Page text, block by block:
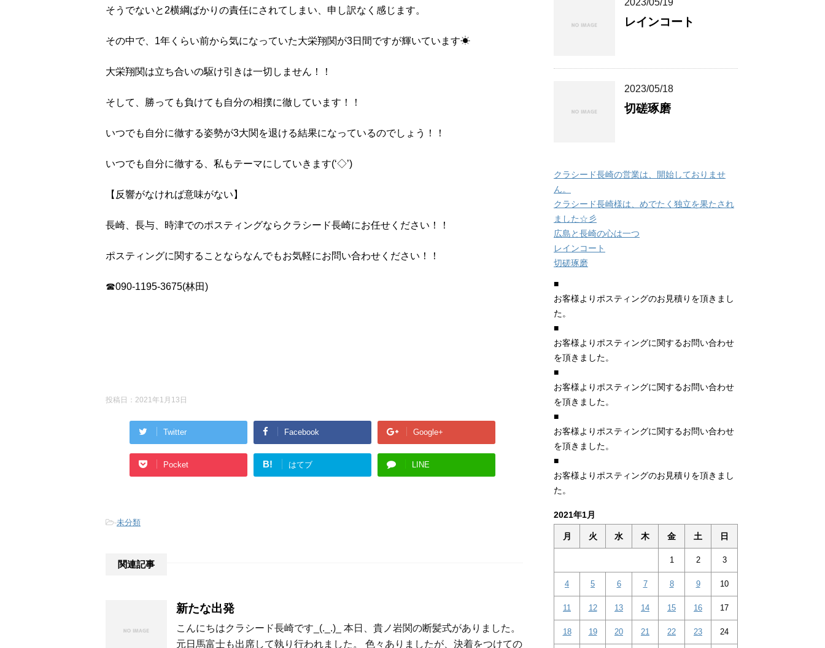
そうでないと2横綱ばかりの責任にされてしまい、申し訳なく感じます。
その中で、1年くらい前から気になっていた大栄翔関が3日間ですが輝いています☀
大栄翔関は立ち合いの駆け引きは一切しません！！
そして、勝っても負けても自分の相撲に徹しています！！
いつでも自分に徹する姿勢が3大関を退ける結果になっているのでしょう！！
いつでも自分に徹する、私もテーマにしていきます(‘◇’)ゞ
【反響がなければ意味がない】
長崎、長与、時津でのポスティングならクラシード長崎にお任せください！！
ポスティングに関することならなんでもお気軽にお問い合わせください！！
☎090-1195-3675(林田)
投稿日： 2021年1月13日
Twitter Facebook Google+
Pocket B! はてブ LINE
-未分類
関連記事
新たな出発
こんにちはクラシード長崎です_(._.)_ 本日、貴ノ岩関の断髪式がありました。
元日馬富士も出席して執り行われました。 色々ありましたが、決着をつけての
2023/05/19
レインコート
2023/05/18
切磋琢磨
クラシード長崎の営業は、開始しておりませ
ん。
クラシード長崎様は、めでたく独立を果たされ
ました☆彡
広島と長崎の心は一つ
レインコート
切磋琢磨
■
お客様よりポスティングのお見積りを頂きまし
た。
■
お客様よりポスティングに関するお問い合わせ
を頂きました。
■
お客様よりポスティングに関するお問い合わせ
を頂きました。
■
お客様よりポスティングに関するお問い合わせ
を頂きました。
■
お客様よりポスティングのお見積りを頂きまし
た。
2021年1月
月 火 水 木 金 土 日
1 2 3
4 5 6 7 8 9 10
11 12 13 14 15 16 17
18 19 20 21 22 23 24